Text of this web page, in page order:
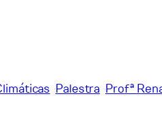
Palestra Profª